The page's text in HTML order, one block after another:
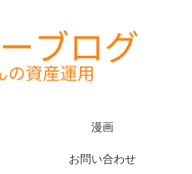
漫画
お問い合わせ